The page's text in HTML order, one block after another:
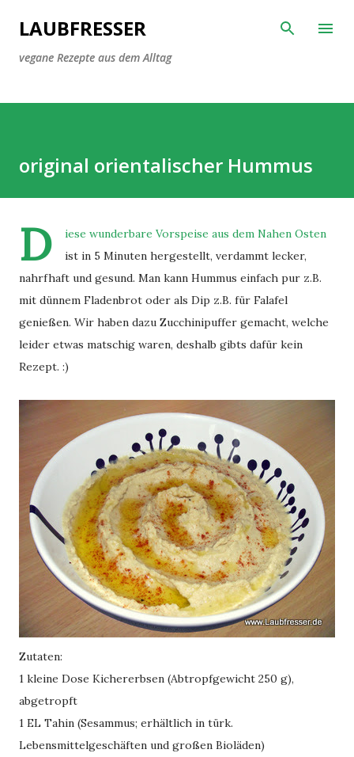
Direkt zum Hauptbereich
LAUBFRESSER
vegane Rezepte aus dem Alltag
original orientalischer Hummus
D
iese wunderbare Vorspeise aus dem Nahen Osten
ist in 5 Minuten hergestellt, verdammt lecker,
nahrfhaft und gesund. Man kann Hummus einfach pur z.B.
mit dünnem Fladenbrot oder als Dip z.B. für Falafel
genießen. Wir haben dazu Zucchinipuffer gemacht, welche
leider etwas matschig waren, deshalb gibts dafür kein
Rezept. :)
Zutaten:
1 kleine Dose Kichererbsen (Abtropfgewicht 250 g),
abgetropft
1 EL Tahin (Sesammus; erhältlich in türk.
Lebensmittelgeschäften und großen Bioläden)